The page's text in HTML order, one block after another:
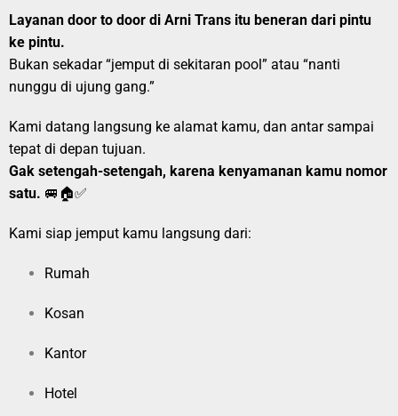
Layanan door to door di Arni Trans itu beneran dari pintu
ke pintu.
Bukan sekadar “jemput di sekitaran pool” atau “nanti
nunggu di ujung gang.”
Kami datang langsung ke alamat kamu, dan antar sampai
tepat di depan tujuan.
Gak setengah-setengah, karena kenyamanan kamu nomor
satu. 🚐🏠✅
Kami siap jemput kamu langsung dari:
Rumah
Kosan
Kantor
Hotel